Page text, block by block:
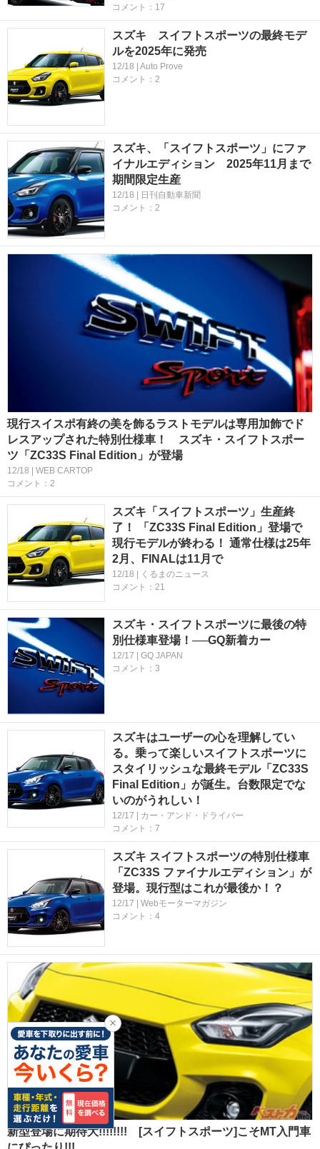
コメント：17
スズキ スイフトスポーツの最終モデ
ルを2025年に発売
12/18 | Auto Prove
コメント：2
スズキ、「スイフトスポーツ」にファ
イナルエディション 2025年11月まで
期間限定生産
12/18 | 日刊自動車新聞
コメント：2
現行スイスポ有終の美を飾るラストモデルは専用加飾でド
レスアップされた特別仕様車！ スズキ・スイフトスポー
ツ「ZC33S Final Edition」が登場
12/18 | WEB CARTOP
コメント：2
スズキ「スイフトスポーツ」生産終
了！ 「ZC33S Final Edition」登場で
現行モデルが終わる！ 通常仕様は25年
2月、FINALは11月で
12/18 | くるまのニュース
コメント：21
スズキ・スイフトスポーツに最後の特
別仕様車登場！──GQ新着カー
12/17 | GQ JAPAN
コメント：3
スズキはユーザーの心を理解してい
る。乗って楽しいスイフトスポーツに
スタイリッシュな最終モデル「ZC33S
Final Edition」が誕生。台数限定でな
いのがうれしい！
12/17 | カー・アンド・ドライバー
コメント：7
スズキ スイフトスポーツの特別仕様車
「ZC33S ファイナルエディション」が
登場。現行型はこれが最後か！？
12/17 | Webモーターマガジン
コメント：4
新型登場に期待大!!!!!!!! [スイフトスポーツ]こそMT入門車